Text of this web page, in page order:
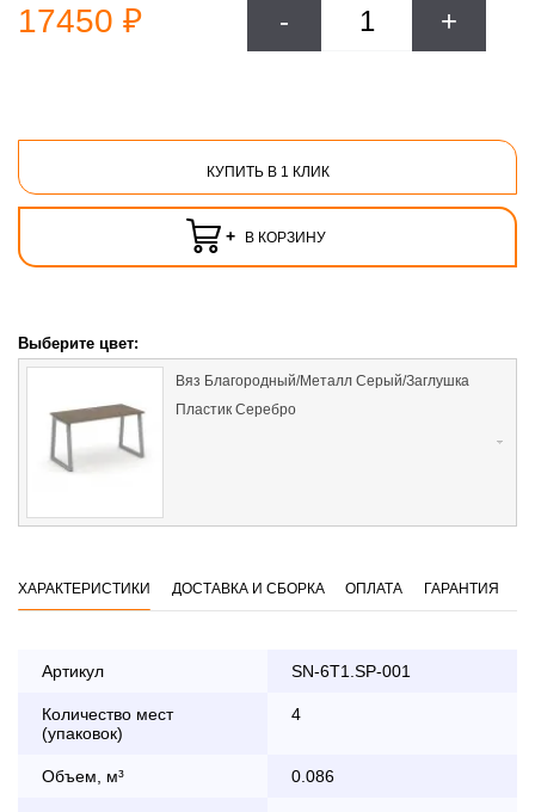
17450 ₽ - +
КУПИТЬ В 1 КЛИК
+ В КОРЗИНУ
Выберите цвет:
Вяз Благородный/Металл Серый/Заглушка
Пластик Серебро
ХАРАКТЕРИСТИКИ ДОСТАВКА И СБОРКА ОПЛАТА ГАРАНТИЯ
Артикул SN-6T1.SP-001
Количество мест
(упаковок)
4
Объем, м³ 0.086
заказа банковской картой